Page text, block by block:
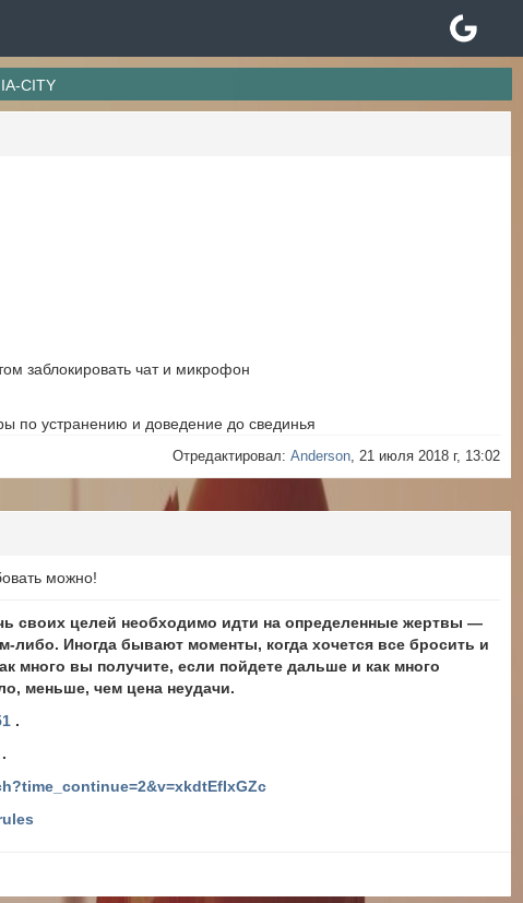
CITY
заблокировать чат и микрофон
по устранению и доведение до свединья
Отредактировал:Anderson, 21 июля 2018 г, 13:02
можно!
своих целей необходимо идти на определенные жертвы —
либо. Иногда бывают моменты, когда хочется все бросить и
много вы получите, если пойдете дальше и как много
меньше, чем цена неудачи.
.
.